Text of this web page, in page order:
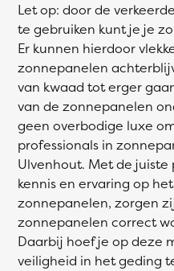
Let op: door de
te gebruiken kunt je je
Er kunnen hierdoor
zonnepanelen
van kwaad tot erger
van de zonnepanelen
geen overbodige luxe
professionals in
Ulvenhout. Met de
kennis en ervaring op
zonnepanelen, zorgen
zonnepanelen correct
Daarbij hoef je op deze
veiligheid in het geding